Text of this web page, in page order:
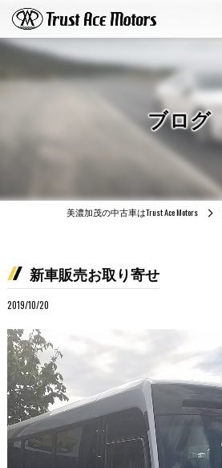
ブログ
美濃加茂の中古車はTrust Ace Motors
新車販売お取り寄せ
2019/10/20